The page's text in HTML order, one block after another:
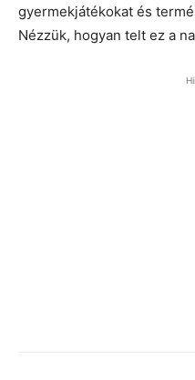
gyermekjátékokat és
Nézzük, hogyan telt ez a